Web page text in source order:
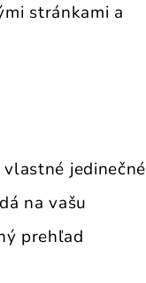
stránkami a
jedinečné
na vašu
prehľad